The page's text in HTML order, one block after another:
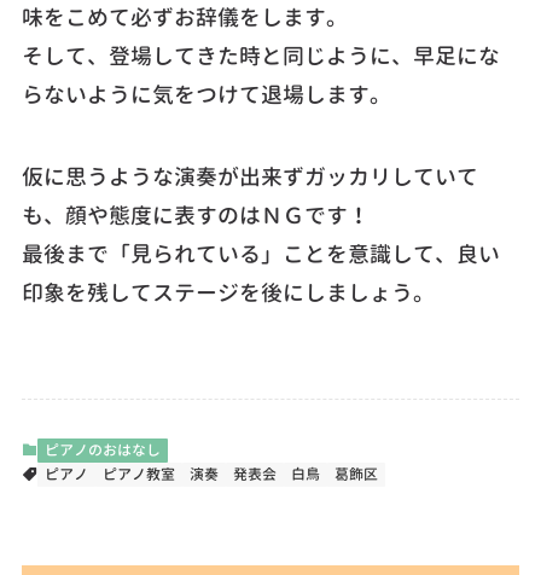
味をこめて必ずお辞儀をします。
そして、登場してきた時と同じように、早足にな
らないように気をつけて退場します。
仮に思うような演奏が出来ずガッカリしていて
も、顔や態度に表すのはＮＧです！
最後まで「見られている」ことを意識して、良い
印象を残してステージを後にしましょう。
ピアノのおはなし
ピアノ
ピアノ教室 演奏 発表会 白鳥 葛飾区